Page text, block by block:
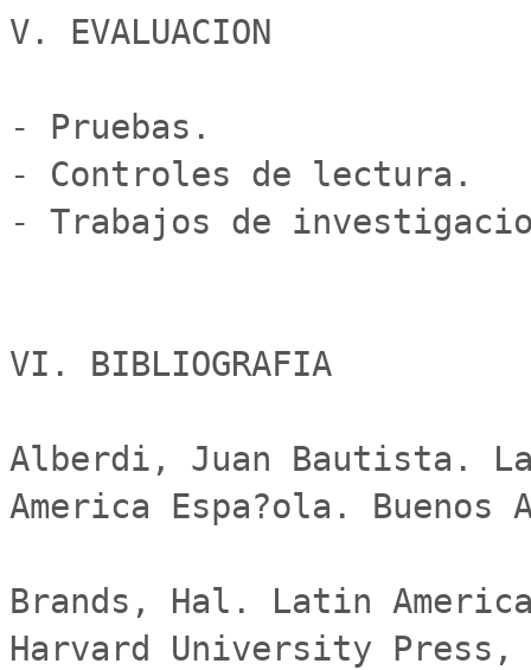
V. EVALUACION
- Pruebas.
- Controles de lectura.
- Trabajos de
VI. BIBLIOGRAFIA
Alberdi, Juan Bautista.
America Espa?ola.
Brands, Hal. Latin
Harvard University Press,